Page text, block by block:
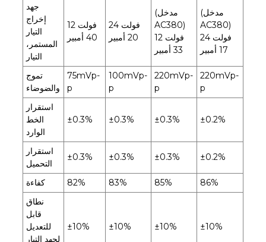
جهد
إخراج
التيار
المستمر،
التيار
12 فولت
40 أمبير
24 فولت
20 أمبير
(مدخل
AC380)
12 فولت
33 أمبير
(مدخل
AC380)
24 فولت
17 أمبير
تموج
والضوضاء
75mVp-
p
100mVp-
p
220mVp-
p
220mVp-
p
استقرار
الخط
الوارد
±0.3% ±0.3% ±0.3% ±0.2%
استقرار
التحميل
±0.3% ±0.3% ±0.3% ±0.2%
كفاءة 82% 83% 85%
86%
نطاق
قابل
للتعديل
لجهد التيار
±10% ±10% ±10% ±10%